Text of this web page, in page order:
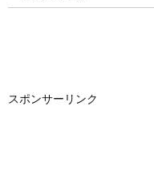
スポンサーリンク